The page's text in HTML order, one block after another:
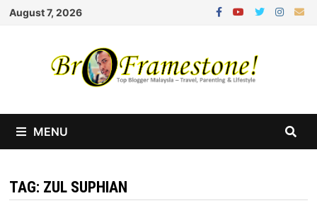
Skip
August 7, 2026
MENU
TAG: ZUL SUPHIAN